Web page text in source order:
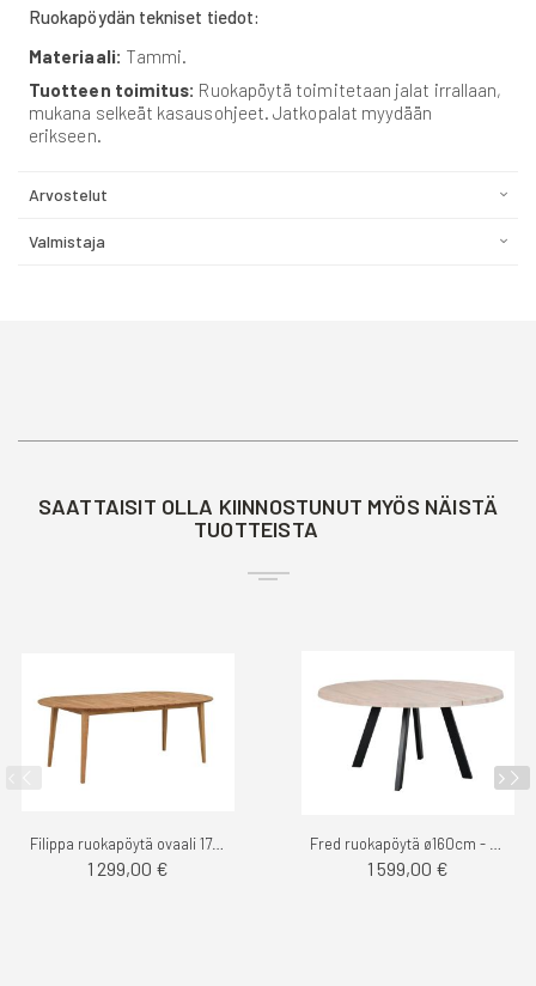
Ruokapöydän tekniset tiedot:
Materiaali: Tammi.
Tuotteen toimitus: Ruokapöytä toimitetaan jalat irrallaan,
mukana selkeät kasausohjeet. Jatkopalat myydään
erikseen.
Arvostelut
Valmistaja
SAATTAISIT OLLA KIINNOSTUNUT MYÖS NÄISTÄ
TUOTTEISTA
Filippa ruokapöytä ovaali 170cm - Rowico
1 299,00 € 1 599,00 €